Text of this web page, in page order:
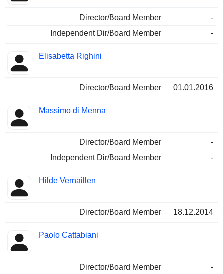
Director/Board Member
-
Independent Dir/Board Member
-
Elisabetta Righini
Director/Board Member 01.01.2016
Massimo di Menna
Director/Board Member
-
Independent Dir/Board Member
-
Hilde Vernaillen
Director/Board Member 18.12.2014
Paolo Cattabiani
Director/Board Member -